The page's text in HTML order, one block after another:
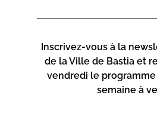
Inscrivez-vous à la
de la Ville de Bastia et
vendredi le
semaine à